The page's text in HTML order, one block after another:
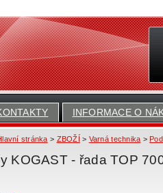
INFORMACE O
stránka > ZBOŽÍ > Varná technika >
KOGAST - řada TOP